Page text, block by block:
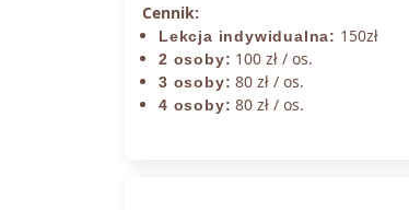
Cennik:
Lekcja indywidualna: 150zł
2 osoby: 100 zł / os.
3 osoby: 80 zł / os.
4 osoby: 80 zł / os.